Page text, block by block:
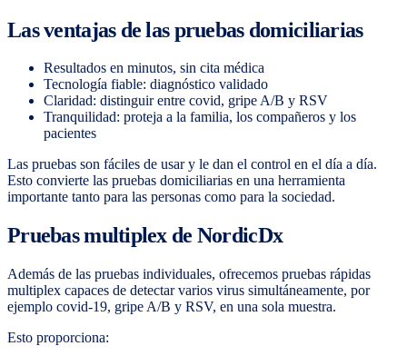
Las ventajas de las pruebas domiciliarias
Resultados en minutos, sin cita médica
Tecnología fiable: diagnóstico validado
Claridad: distinguir entre covid, gripe A/B y RSV
Tranquilidad: proteja a la familia, los compañeros y los
pacientes
Las pruebas son fáciles de usar y le dan el control en el día a día.
Esto convierte las pruebas domiciliarias en una herramienta
importante tanto para las personas como para la sociedad.
Pruebas multiplex de NordicDx
Además de las pruebas individuales, ofrecemos pruebas rápidas
multiplex capaces de detectar varios virus simultáneamente, por
ejemplo covid-19, gripe A/B y RSV, en una sola muestra.
Esto proporciona: